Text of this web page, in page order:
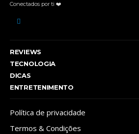
Conectados por ti ❤️
REVIEWS
TECNOLOGIA
DICAS
ENTRETENIMENTO
Política de privacidade
Termos & Condições